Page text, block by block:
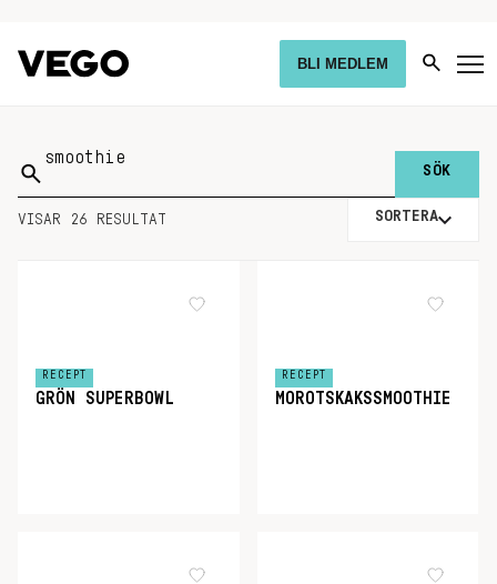
BLI MEDLEM
Sök
på:
VISAR 26 RESULTAT SORTERA
RECEPT
GRÖN SUPERBOWL
RECEPT
MOROTSKAKSSMOOTHIE